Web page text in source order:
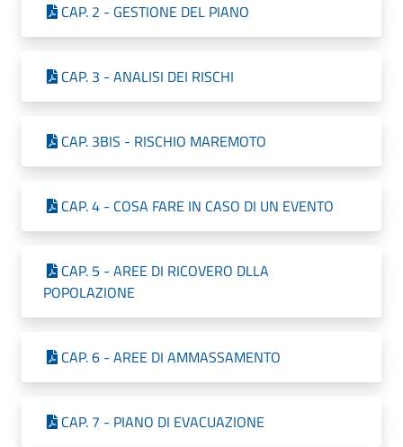
CAP. 2 - GESTIONE DEL PIANO
CAP. 3 - ANALISI DEI RISCHI
CAP. 3BIS - RISCHIO MAREMOTO
CAP. 4 - COSA FARE IN CASO DI UN EVENTO
CAP. 5 - AREE DI RICOVERO DLLA
POPOLAZIONE
CAP. 6 - AREE DI AMMASSAMENTO
CAP. 7 - PIANO DI EVACUAZIONE